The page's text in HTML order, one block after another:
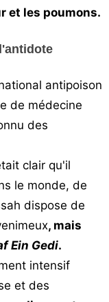
et les poumons.
antipoison
de médecine
des
clair qu'il
le monde, de
dispose de
, mais
Ein Gedi.
intensif
et des